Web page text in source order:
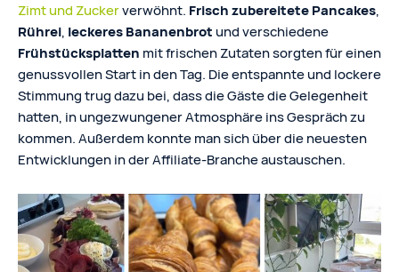
Zimt und Zuckerverwöhnt. Frisch zubereitete Pancakes,
Rührei, leckeres Bananenbrotund verschiedene
Frühstücksplatten mit frischen Zutaten sorgten für einen
genussvollen Start in den Tag. Die entspannte und lockere
Stimmung trug dazu bei, dass die Gäste die Gelegenheit
hatten, in ungezwungener Atmosphäre ins Gespräch zu
kommen. Außerdem konnte man sich über die neuesten
Entwicklungen in der Affiliate-Branche austauschen.